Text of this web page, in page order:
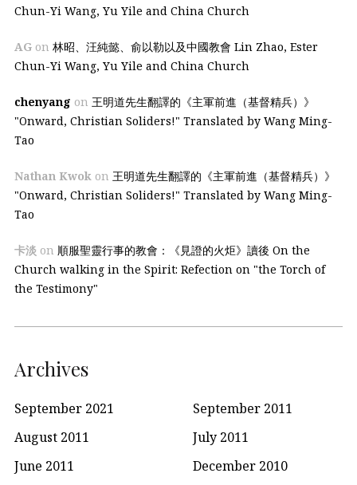
Chun-Yi Wang, Yu Yile and China Church
AG on 林昭、汪純懿、俞以勒以及中國教會 Lin Zhao, Ester
Chun-Yi Wang, Yu Yile and China Church
chenyang on 王明道先生翻譯的《主軍前進（基督精兵）》
"Onward, Christian Soliders!" Translated by Wang Ming-
Tao
Nathan Kwok on 王明道先生翻譯的《主軍前進（基督精兵）》
"Onward, Christian Soliders!" Translated by Wang Ming-
Tao
卡淡 on 順服聖靈行事的教會：《見證的火炬》讀後 On the
Church walking in the Spirit: Refection on "the Torch of
the Testimony"
Archives
September 2021
September 2011
August 2011
July 2011
June 2011
December 2010